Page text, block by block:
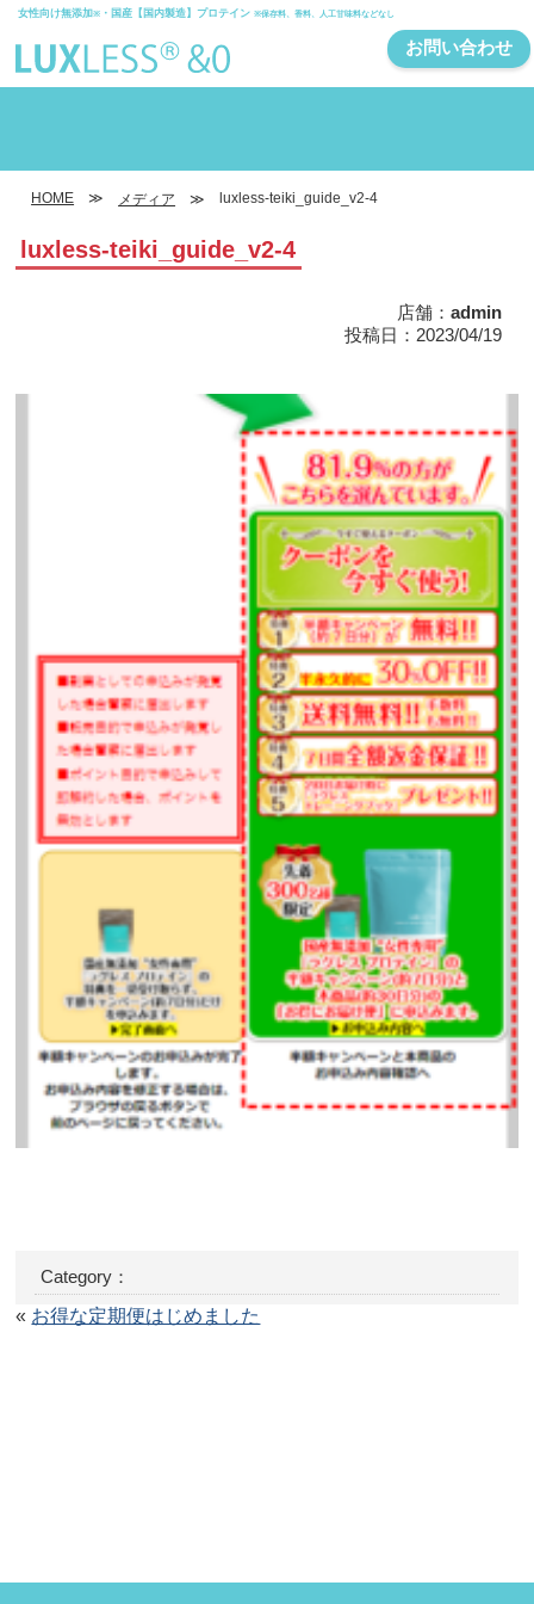
女性向け無添加※ ・国産【国内製造】プロテイン ※保存料、香料、人工甘味料などなし
お問い合わせ
HOME メディア luxless-teiki_guide_v2-4
luxless-teiki_guide_v2-4
店舗： admin
投稿日：2023/04/19
Category：
« お得な定期便はじめました